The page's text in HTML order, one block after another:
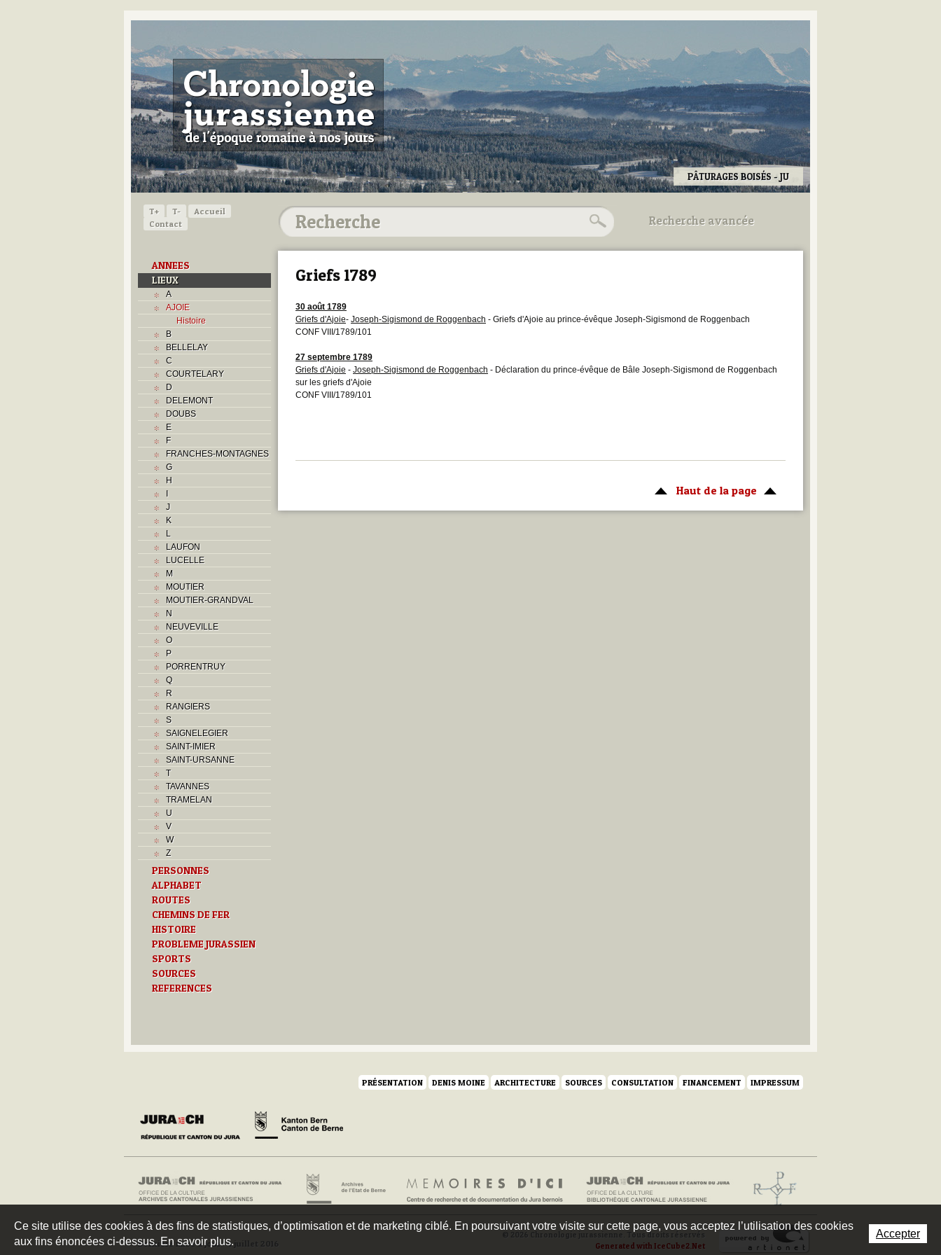
PÂTURAGES BOISÉS - JU
T+ T-
Accueil
Contact
ANNEES
LIEUX
A
AJOIE
Histoire
B
BELLELAY
C
COURTELARY
D
DELEMONT
DOUBS
E
F
FRANCHES-MONTAGNES
G
H
I
J
K
L
LAUFON
LUCELLE
M
MOUTIER
MOUTIER-GRANDVAL
N
NEUVEVILLE
O
P
PORRENTRUY
Q
R
RANGIERS
S
SAIGNELEGIER
SAINT-IMIER
SAINT-URSANNE
T
TAVANNES
TRAMELAN
U
V
W
Z
PERSONNES
ALPHABET
ROUTES
CHEMINS DE FER
HISTOIRE
PROBLEME JURASSIEN
SPORTS
SOURCES
REFERENCES
Recherche avancée
Utilisez les champs ci-dessous
Griefs 1789
30 août 1789
Griefs d'Ajoie- Joseph-Sigismond de Roggenbach - Griefs d'Ajoie au prince-évêque Joseph-Sigismond de Roggenbach
CONF VIII/1789/101
27 septembre 1789
Griefs d'Ajoie - Joseph-Sigismond de Roggenbach - Déclaration du prince-évêque de Bâle Joseph-Sigismond de Roggenbach
sur les griefs d'Ajoie
CONF VIII/1789/101
Haut de la page
PRÉSENTATION DENIS MOINE ARCHITECTURE SOURCES CONSULTATION FINANCEMENT IMPRESSUM
© 2026 Chronologie jurassienne. Tous droits réservés
Generated with IceCube2.Net
Dernière mise à jour : 4 juillet 2016
Ce site utilise des cookies à des fins de statistiques, d’optimisation et de marketing ciblé. En poursuivant votre visite sur cette page, vous acceptez l’utilisation des cookies
aux fins énoncées ci-dessus. En savoir plus.
Accepter